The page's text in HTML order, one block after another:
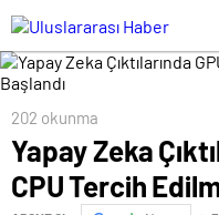
202 okunma
Yapay Zeka
CPU Tercih